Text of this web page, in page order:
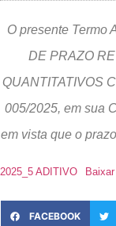
O presente Termo
DE PRAZO
QUANTITATIVOS
005/2025, em sua
em vista que o
2025_5 ADITIVO Baixar
FACEBOOK